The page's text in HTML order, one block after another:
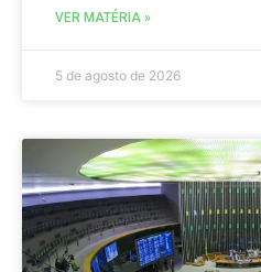
VER MATÉRIA »
5 de agosto de 2026